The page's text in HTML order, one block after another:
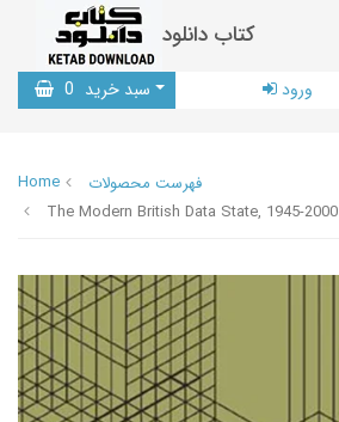
کتاب دانلود
سبد خرید 0 ورود
Home
فهرست محصولات
The Modern British Data State, 1945-2000